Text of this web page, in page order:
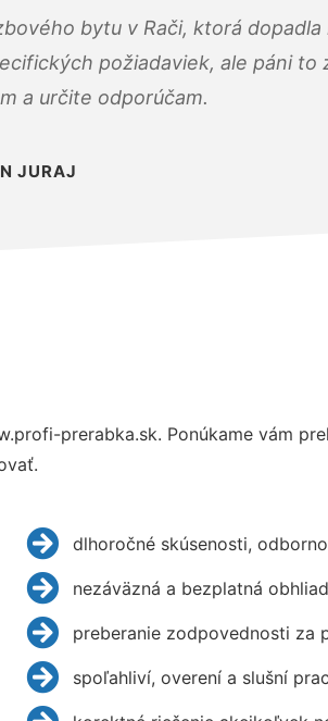
bytu v Rači, ktorá
požiadaviek, ale páni to
a určite odporúčam.
JURAJ
prerabka.sk. Ponúkame vám
dlhoročné skúsenosti,
nezáväzná a bezplatná
preberanie zodpovednosti za
spoľahliví, overení a slušní